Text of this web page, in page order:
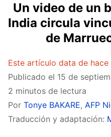
Un video de un
India circula
de
Este artículo data de hace
Publicado el 15 de
2 minutos de lectura
Por Tonye BAKARE, AFP
Traducción y adaptación: